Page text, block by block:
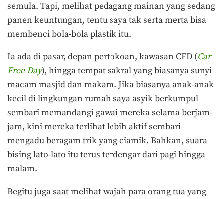
semula. Tapi, melihat pedagang mainan yang sedang
panen keuntungan, tentu saya tak serta merta bisa
membenci bola-bola plastik itu.
Ia ada di pasar, depan pertokoan, kawasan CFD (Car
Free Day), hingga tempat sakral yang biasanya sunyi
macam masjid dan makam. Jika biasanya anak-anak
kecil di lingkungan rumah saya asyik berkumpul
sembari memandangi gawai mereka selama berjam-
jam, kini mereka terlihat lebih aktif sembari
mengadu beragam trik yang ciamik. Bahkan, suara
bising lato-lato itu terus terdengar dari pagi hingga
malam.
Begitu juga saat melihat wajah para orang tua yang